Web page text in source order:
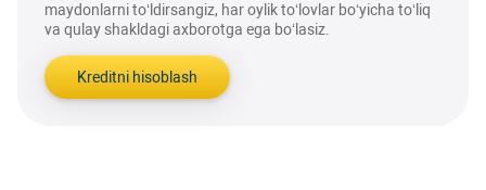
maydonlarni to‘ldirsangiz, har oylik to‘lovlar bo‘yicha to‘liq
va qulay shakldagi axborotga ega bo‘lasiz.
Kreditni hisoblash